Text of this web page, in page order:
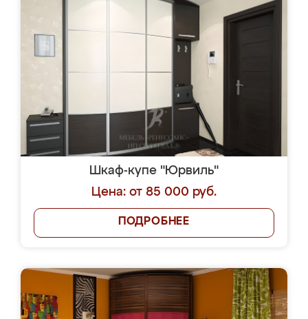
Шкаф-купе "Юрвиль"
Цена: от 85 000 руб.
ПОДРОБНЕЕ